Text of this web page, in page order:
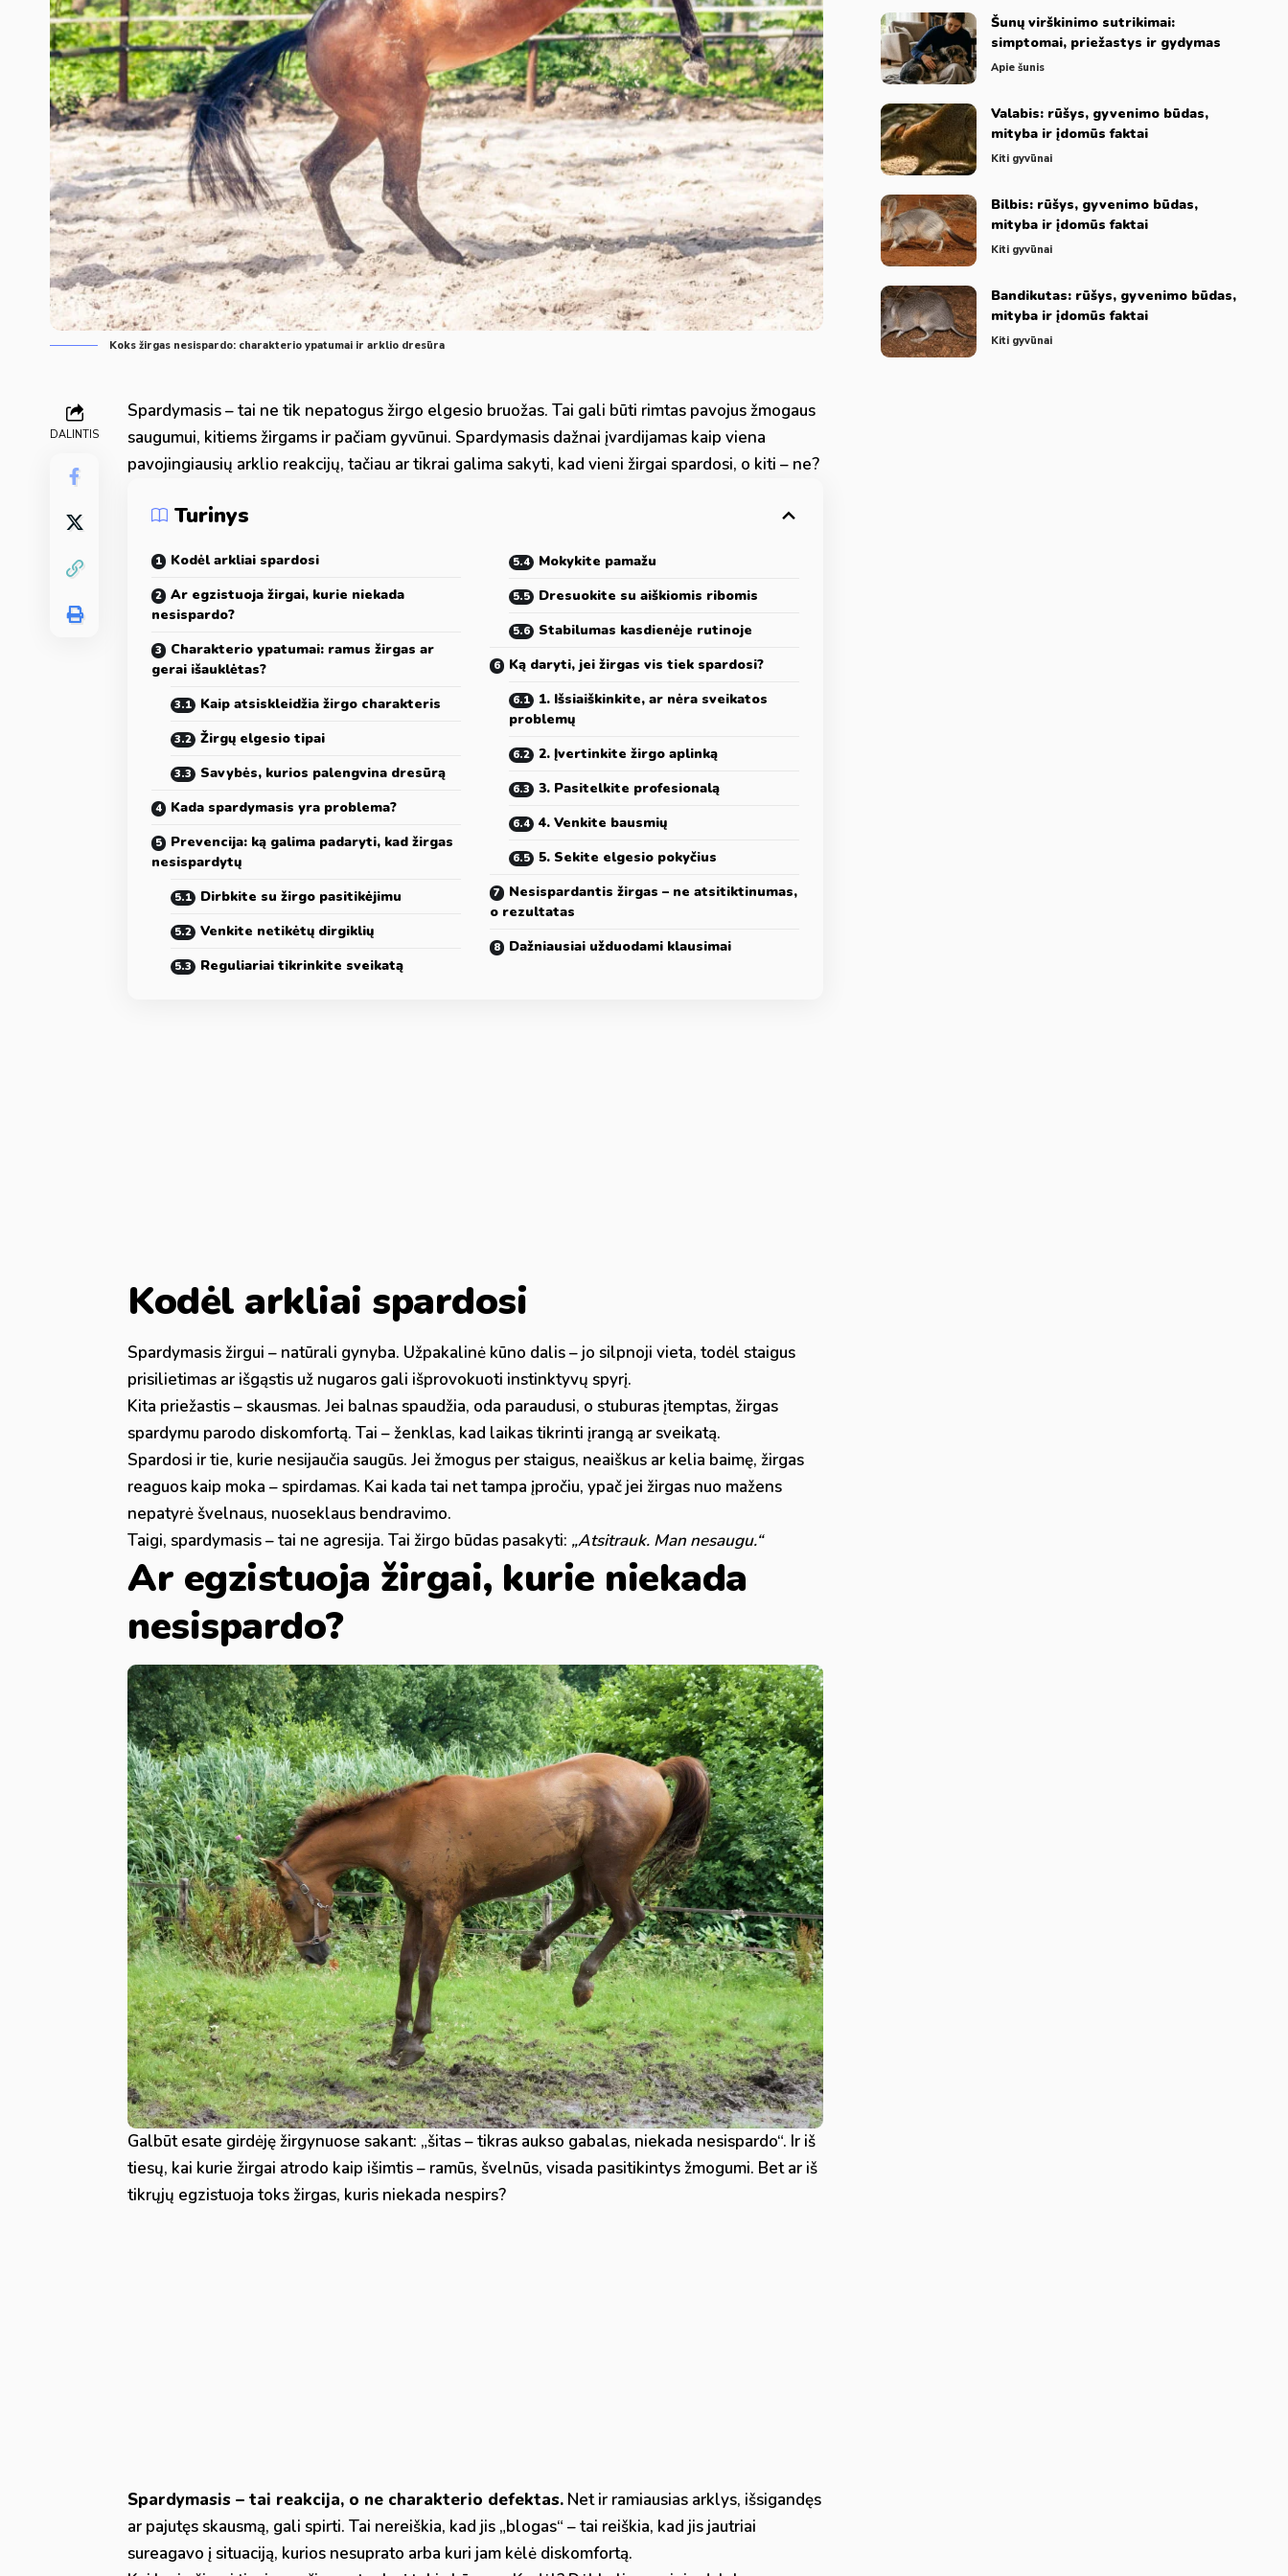
Koks žirgas nesispardo: charakterio ypatumai ir arklio dresūra
DALINTIS
Spardymasis – tai ne tik nepatogus žirgo elgesio bruožas. Tai gali būti rimtas pavojus žmogaus
saugumui, kitiems žirgams ir pačiam gyvūnui. Spardymasis dažnai įvardijamas kaip viena
pavojingiausių arklio reakcijų, tačiau ar tikrai galima sakyti, kad vieni žirgai spardosi, o kiti – ne?
Turinys
Kodėl arkliai spardosi
Ar egzistuoja žirgai, kurie niekada
nesispardo?
Charakterio ypatumai: ramus žirgas ar
gerai išauklėtas?
Kaip atsiskleidžia žirgo charakteris
Žirgų elgesio tipai
Savybės, kurios palengvina dresūrą
Kada spardymasis yra problema?
Prevencija: ką galima padaryti, kad žirgas
nesispardytų
Dirbkite su žirgo pasitikėjimu
Venkite netikėtų dirgiklių
Reguliariai tikrinkite sveikatą
Mokykite pamažu
Dresuokite su aiškiomis ribomis
Stabilumas kasdienėje rutinoje
Ką daryti, jei žirgas vis tiek spardosi?
1. Išsiaiškinkite, ar nėra sveikatos
problemų
2. Įvertinkite žirgo aplinką
3. Pasitelkite profesionalą
4. Venkite bausmių
5. Sekite elgesio pokyčius
Nesispardantis žirgas – ne atsitiktinumas,
o rezultatas
Dažniausiai užduodami klausimai
Kodėl arkliai spardosi
Spardymasis žirgui – natūrali gynyba. Užpakalinė kūno dalis – jo silpnoji vieta, todėl staigus
prisilietimas ar išgąstis už nugaros gali išprovokuoti instinktyvų spyrį.
Kita priežastis – skausmas. Jei balnas spaudžia, oda paraudusi, o stuburas įtemptas, žirgas
spardymu parodo diskomfortą. Tai – ženklas, kad laikas tikrinti įrangą ar sveikatą.
Spardosi ir tie, kurie nesijaučia saugūs. Jei žmogus per staigus, neaiškus ar kelia baimę, žirgas
reaguos kaip moka – spirdamas. Kai kada tai net tampa įpročiu, ypač jei žirgas nuo mažens
nepatyrė švelnaus, nuoseklaus bendravimo.
Taigi, spardymasis – tai ne agresija. Tai žirgo būdas pasakyti: „Atsitrauk. Man nesaugu.“
Ar egzistuoja žirgai, kurie niekada
nesispardo?
Galbūt esate girdėję žirgynuose sakant: „šitas – tikras aukso gabalas, niekada nesispardo“. Ir iš
tiesų, kai kurie žirgai atrodo kaip išimtis – ramūs, švelnūs, visada pasitikintys žmogumi. Bet ar iš
tikrųjų egzistuoja toks žirgas, kuris niekada nespirs?
Spardymasis – tai reakcija, o ne charakterio defektas. Net ir ramiausias arklys, išsigandęs
ar pajutęs skausmą, gali spirti. Tai nereiškia, kad jis „blogas“ – tai reiškia, kad jis jautriai
sureagavo į situaciją, kurios nesuprato arba kuri jam kėlė diskomfortą.
Šunų virškinimo sutrikimai:
simptomai, priežastys ir gydymas
Apie šunis
Valabis: rūšys, gyvenimo būdas,
mityba ir įdomūs faktai
Kiti gyvūnai
Bilbis: rūšys, gyvenimo būdas,
mityba ir įdomūs faktai
Kiti gyvūnai
Bandikutas: rūšys, gyvenimo būdas,
mityba ir įdomūs faktai
Kiti gyvūnai